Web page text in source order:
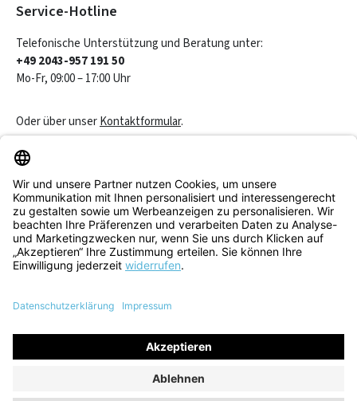
Service-Hotline
Telefonische Unterstützung und Beratung unter:
+49 2043-957 191 50
Mo-Fr, 09:00 – 17:00 Uhr
Oder über unserKontaktformular.
Service & Beratung
Informationen
Alle Preise inkl. gesetzl. Mehrwertsteuer zzgl.
ggf. Nachnahmegebühren, wenn nicht anders angegeben.